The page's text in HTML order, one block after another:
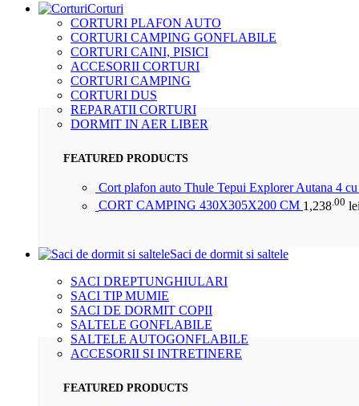
Corturi
CORTURI PLAFON AUTO
CORTURI CAMPING GONFLABILE
CORTURI CAINI, PISICI
ACCESORII CORTURI
CORTURI CAMPING
CORTURI DUS
REPARATII CORTURI
DORMIT IN AER LIBER
FEATURED PRODUCTS
Cort plafon auto Thule Tepui Explorer Autana 4
CORT CAMPING 430X305X200 CM 1,238 .00
Saci de dormit si saltele
SACI DREPTUNGHIULARI
SACI TIP MUMIE
SACI DE DORMIT COPII
SALTELE GONFLABILE
SALTELE AUTOGONFLABILE
ACCESORII SI INTRETINERE
FEATURED PRODUCTS